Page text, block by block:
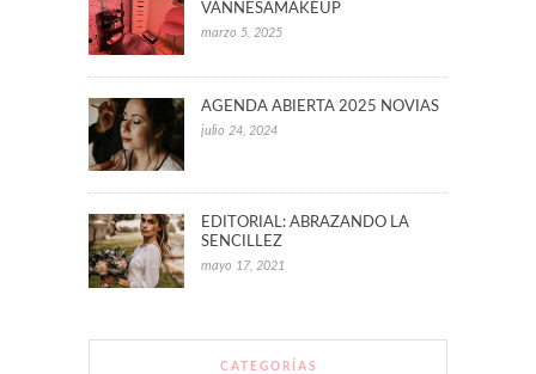
VANNESAMAKEUP
marzo 5, 2025
AGENDA ABIERTA 2025 NOVIAS
julio 24, 2024
EDITORIAL: ABRAZANDO LA
SENCILLEZ
mayo 17, 2021
CATEGORÍAS